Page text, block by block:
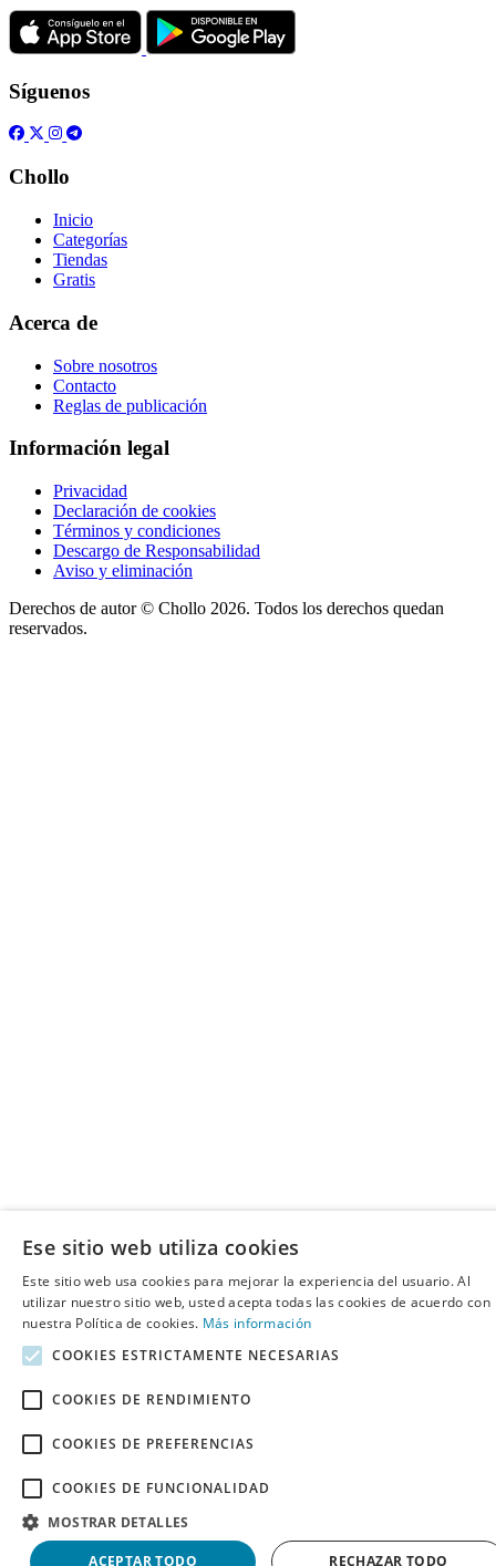
Síguenos
Chollo
Inicio
Categorías
Tiendas
Gratis
Acerca de
Sobre nosotros
Contacto
Reglas de publicación
Información legal
Privacidad
Declaración de cookies
Términos y condiciones
Descargo de Responsabilidad
Aviso y eliminación
Derechos de autor © Chollo 2026. Todos los derechos quedan
reservados.
Ese sitio web utiliza cookies
Este sitio web usa cookies para mejorar la experiencia del usuario. Al
utilizar nuestro sitio web, usted acepta todas las cookies de acuerdo con
nuestra Política de cookies. Más información
COOKIES ESTRICTAMENTE NECESARIAS
COOKIES DE RENDIMIENTO
COOKIES DE PREFERENCIAS
COOKIES DE FUNCIONALIDAD
MOSTRAR DETALLES
ACEPTAR TODO RECHAZAR TODO